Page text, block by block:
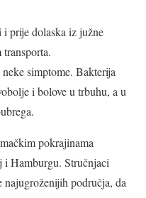
prije dolaska iz južne
simptome. Bakterija
i bolove u trbuhu, a u
pokrajinama
Hamburgu. Stručnjaci
najugroženijih područja, da